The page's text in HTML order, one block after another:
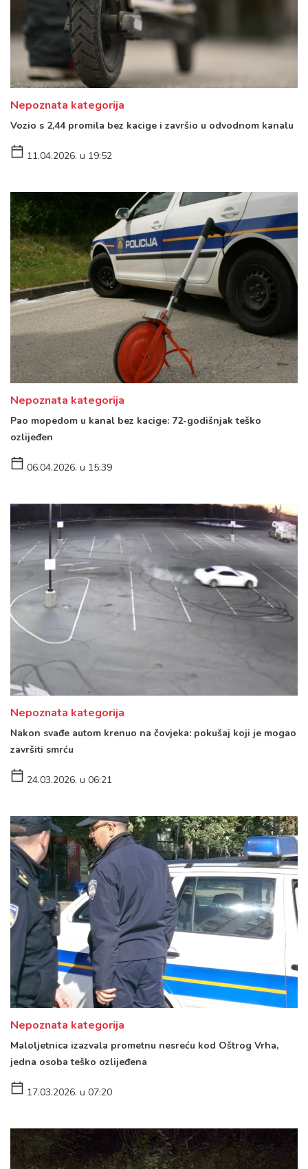
Nepoznata kategorija
Vozio s 2,44 promila bez kacige i završio u odvodnom kanalu
11.04.2026. u 19:52
Nepoznata kategorija
Pao mopedom u kanal bez kacige: 72-godišnjak teško
ozlijeđen
06.04.2026. u 15:39
Nepoznata kategorija
Nakon svađe autom krenuo na čovjeka: pokušaj koji je mogao
završiti smrću
24.03.2026. u 06:21
Nepoznata kategorija
Maloljetnica izazvala prometnu nesreću kod Oštrog Vrha,
jedna osoba teško ozlijeđena
17.03.2026. u 07:20